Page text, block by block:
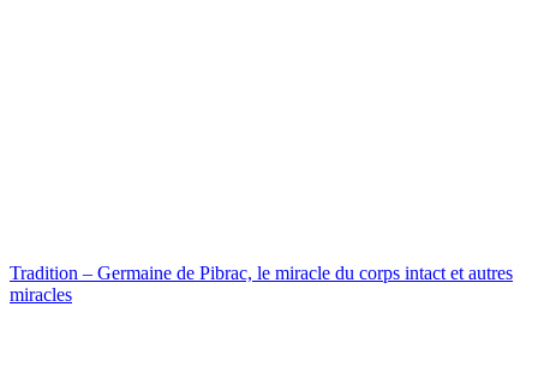
Tradition – Germaine de Pibrac, le miracle du corps intact et autres
miracles